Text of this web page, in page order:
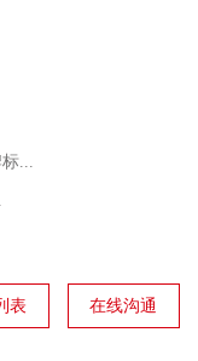
...
表 在线沟通